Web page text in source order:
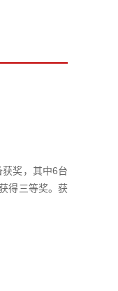
奖，其中6台
得三等奖。获